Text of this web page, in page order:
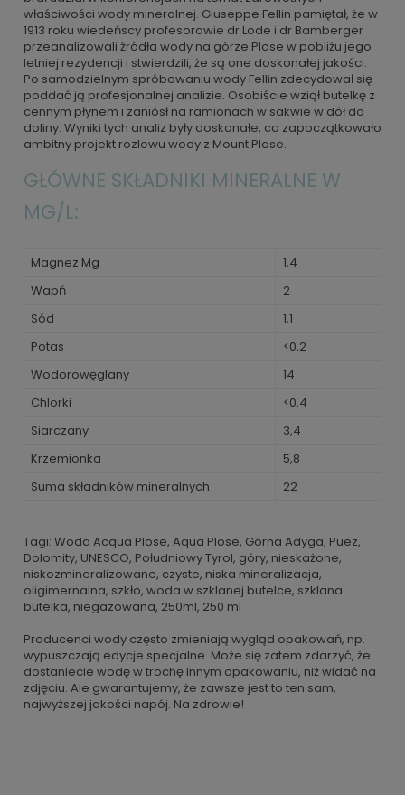
właściwości wody mineralnej. Giuseppe Fellin pamiętał, że w
1913 roku wiedeńscy profesorowie dr Lode i dr Bamberger
przeanalizowali źródła wody na górze Plose w pobliżu jego
letniej rezydencji i stwierdzili, że są one doskonałej jakości.
Po samodzielnym spróbowaniu wody Fellin zdecydował się
poddać ją profesjonalnej analizie. Osobiście wziął butelkę z
cennym płynem i zaniósł na ramionach w sakwie w dół do
doliny. Wyniki tych analiz były doskonałe, co zapoczątkowało
ambitny projekt rozlewu wody z Mount Plose.
GŁÓWNE SKŁADNIKI MINERALNE W
MG/L:
Magnez Mg
1,4
Wapń
2
Sód
1,1
Potas
<0,2
Wodorowęglany
14
Chlorki
<0,4
Siarczany
3,4
Krzemionka
5,8
Suma składników mineralnych
22
Tagi: Woda Acqua Plose, Aqua Plose, Górna Adyga, Puez,
Dolomity, UNESCO, Południowy Tyrol, góry, nieskażone,
niskozmineralizowane, czyste, niska mineralizacja,
oligimernalna, szkło, woda w szklanej butelce, szklana
butelka, niegazowana, 250ml, 250 ml
Producenci wody często zmieniają wygląd opakowań, np.
wypuszczają edycje specjalne. Może się zatem zdarzyć, że
dostaniecie wodę w trochę innym opakowaniu, niż widać na
zdjęciu. Ale gwarantujemy, że zawsze jest to ten sam,
najwyższej jakości napój. Na zdrowie!